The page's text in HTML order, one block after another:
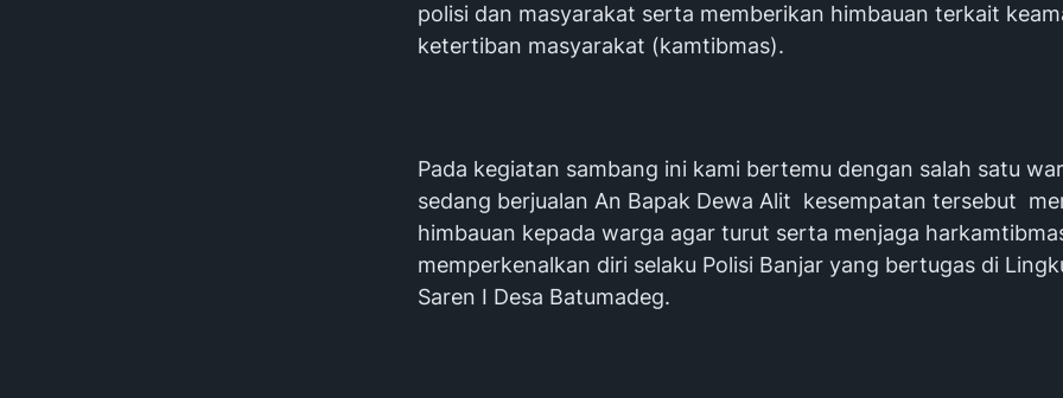
polisi dan masyarakat serta memberikan himbauan terkait
ketertiban masyarakat (kamtibmas).
Pada kegiatan sambang ini kami bertemu dengan salah satu
sedang berjualan An Bapak Dewa Alit kesempatan tersebut
himbauan kepada warga agar turut serta menjaga
memperkenalkan diri selaku Polisi Banjar yang bertugas di
Saren I Desa Batumadeg.